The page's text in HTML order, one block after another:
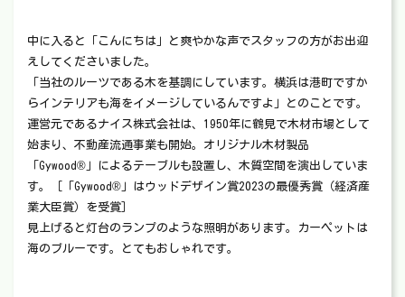
中に入ると「こんにちは」と爽やかな声でスタッフの方がお出迎
えしてくださいました。
「当社のルーツである木を基調にしています。横浜は港町ですか
らインテリアも海をイメージしているんですよ」とのことです。
運営元であるナイス株式会社は、1950年に鶴見で木材市場として
始まり、不動産流通事業も開始。オリジナル木材製品
「Gywood®」によるテーブルも設置し、木質空間を演出していま
す。［「Gywood®」はウッドデザイン賞2023の最優秀賞（経済産
業大臣賞）を受賞］
見上げると灯台のランプのような照明があります。カーペットは
海のブルーです。とてもおしゃれです。